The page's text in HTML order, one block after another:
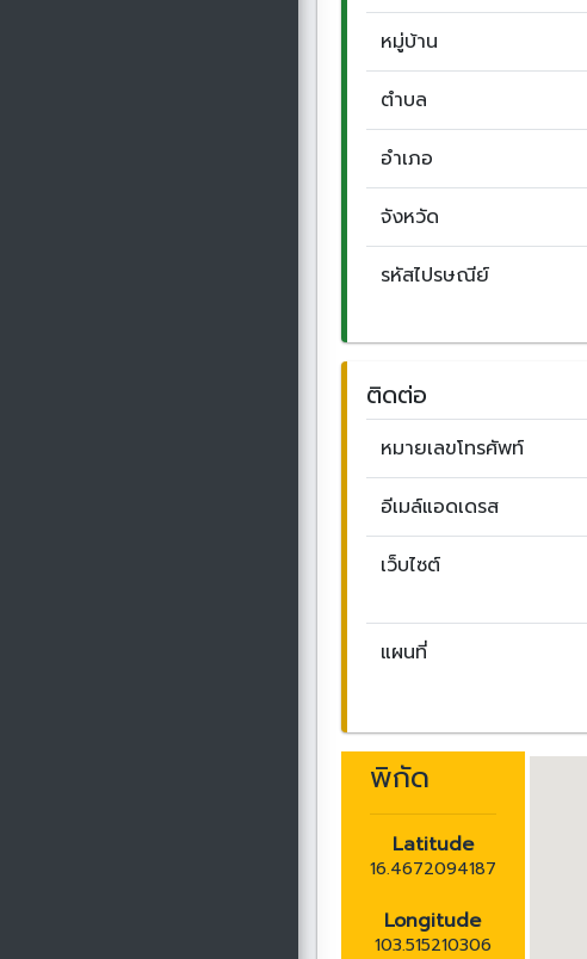
หมู่บ้าน
ตำบล
อำเภอ
จังหวัด
รหัสไปรษณีย์
ติดต่อ
หมายเลขโทรศัพท์
อีเมล์แอดเดรส
เว็บไซต์
แผนที่
พิกัด
Latitude
16.4672094187
Longitude
103.515210306